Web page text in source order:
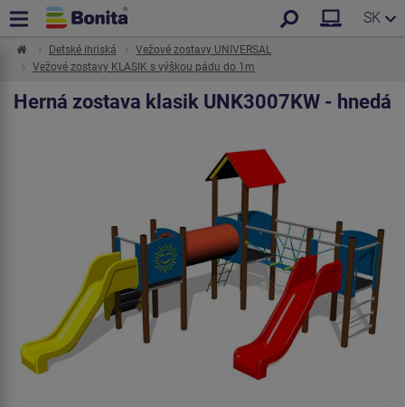
SK
Detské ihriská
Vežové zostavy UNIVERSAL
Vežové zostavy KLASIK s výškou pádu do 1m
Herná zostava klasik UNK3007KW - hnedá